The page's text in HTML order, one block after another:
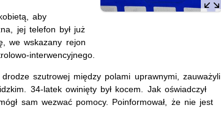
aby
jej telefon był już
we wskazany rejon
interwencyjnego.
szutrowej między polami uprawnymi, zauważyli
34-latek owinięty był kocem. Jak oświadczył
sam wezwać pomocy. Poinformował, że nie jest